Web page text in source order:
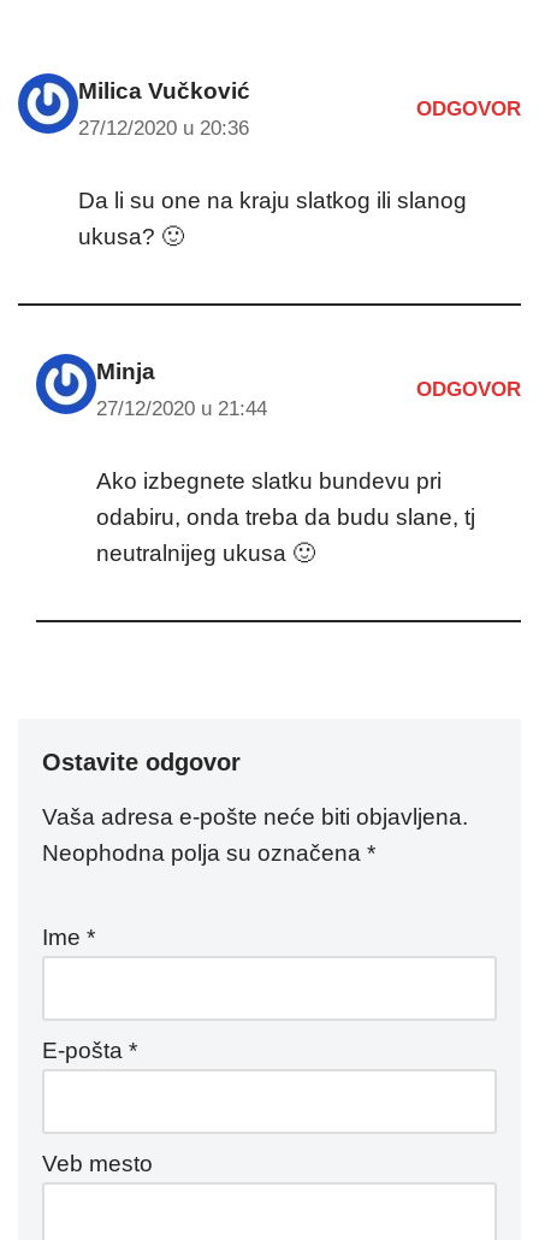
Milica Vučković
27/12/2020 u 20:36
ODGOVOR
Da li su one na kraju slatkog ili slanog
ukusa? 🙂
Minja
27/12/2020 u 21:44
ODGOVOR
Ako izbegnete slatku bundevu pri
odabiru, onda treba da budu slane, tj
neutralnijeg ukusa 🙂
Ostavite odgovor
Vaša adresa e-pošte neće biti objavljena.
Neophodna polja su označena *
Ime *
E-pošta *
Veb mesto